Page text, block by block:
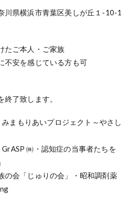
県横浜市青葉区美しが丘１-10-1
たご本人・ご家族
安を感じている方も可
了致します。
みまもりあいプロジェクト～やさし
GrASP ㈱・認知症の当事者たちを
の会「じゅりの会」・昭和調剤薬